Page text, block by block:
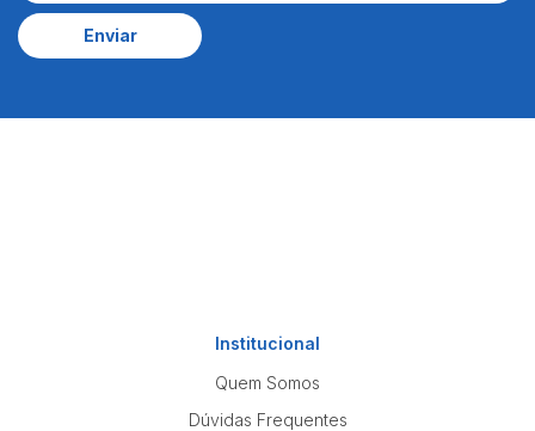
Enviar
Institucional
Quem Somos
Dúvidas Frequentes